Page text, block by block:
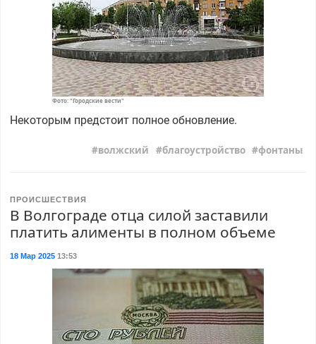
Фото: "Городские вести"
Некоторым предстоит полное обновление.
волжский благоустройство фонтаны
ПРОИСШЕСТВИЯ
В Волгограде отца силой заставили
платить алименты в полном объеме
18 Мар 202513:53